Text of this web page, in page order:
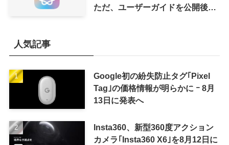
ただ、ユーザーガイドを公開後に
人気記事
Google初の紛失防止タグ｢Pixel
Tag｣の価格情報が明らかに ｰ 8月
13日に発表へ
Insta360、新型360度アクション
カメラ｢Insta360 X6｣を8月12日に